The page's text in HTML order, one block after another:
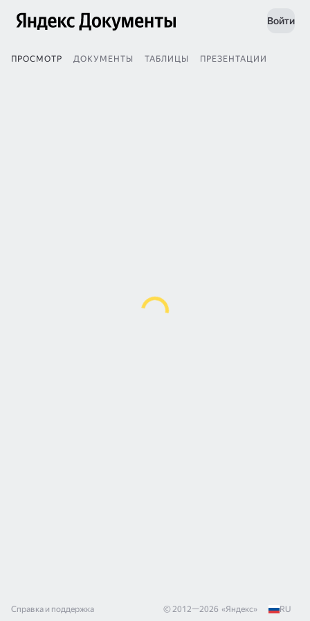
Войти
ПРОСМОТР ДОКУМЕНТЫ ТАБЛИЦЫ ПРЕЗЕНТАЦИИ
Справка и поддержка © 2012—2026 «Яндекс» RU